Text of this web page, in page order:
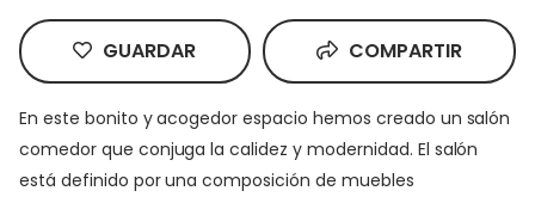
GUARDAR COMPARTIR
En este bonito y acogedor espacio hemos creado un salón
comedor que conjuga la calidez y modernidad. El salón
está definido por una composición de muebles